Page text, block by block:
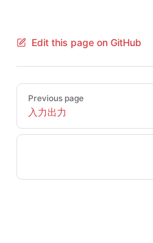
Edit this page on GitHub
Pager
Previous page
入力出力